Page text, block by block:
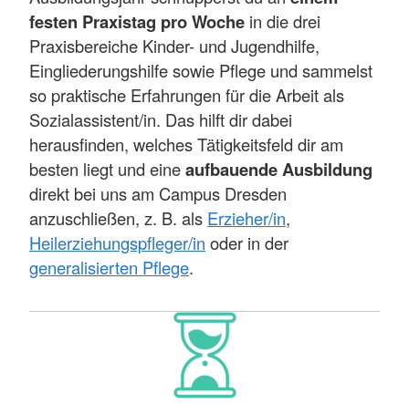
festen Praxistag pro Woche in die drei
Praxisbereiche Kinder- und Jugendhilfe,
Eingliederungshilfe sowie Pflege und sammelst
so praktische Erfahrungen für die Arbeit als
Sozialassistent/in. Das hilft dir dabei
herausfinden, welches Tätigkeitsfeld dir am
besten liegt und eineaufbauende Ausbildung
direkt bei uns am Campus Dresden
anzuschließen, z. B. als Erzieher/in,
Heilerziehungspfleger/in oder in der
generalisierten Pflege.